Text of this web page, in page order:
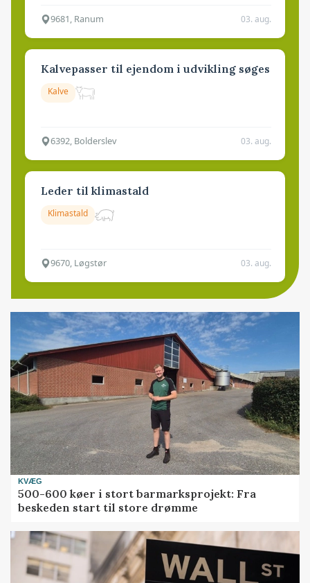
9681, Ranum 03. aug.
Kalvepasser til ejendom i udvikling søges
Kalve
6392, Bolderslev 03. aug.
Leder til klimastald
Klimastald
9670, Løgstør 03. aug.
KVÆG
500-600 køer i stort barmarksprojekt: Fra
beskeden start til store drømme